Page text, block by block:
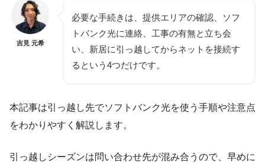
吉見 元希
必要な手続きは、提供エリアの確認、ソフ
トバンク光に連絡、工事の有無と立ち会
い、新居に引っ越してからネットを接続す
るという 4つだけです。
本記事は引っ越し先でソフトバンク光を使う手順や注意点
をわかりやすく解説します。
引っ越しシーズンは問い合わせ先が混み合うので、早めに